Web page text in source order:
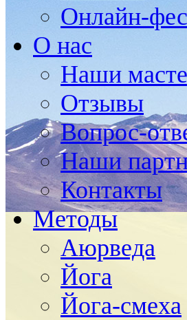
Онлайн-
О нас
Наши
Отзывы
Вопрос-
Наши
Контакты
Методы
Аюрведа
Йога
Йога-смеха